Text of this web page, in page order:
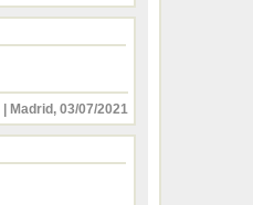
Madrid , 03/07/2021